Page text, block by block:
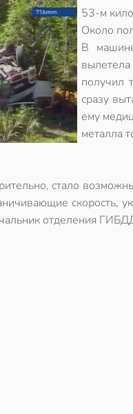
53-м
Около
В
получил
сразу
ему
металла
стало
скорость,
отделения